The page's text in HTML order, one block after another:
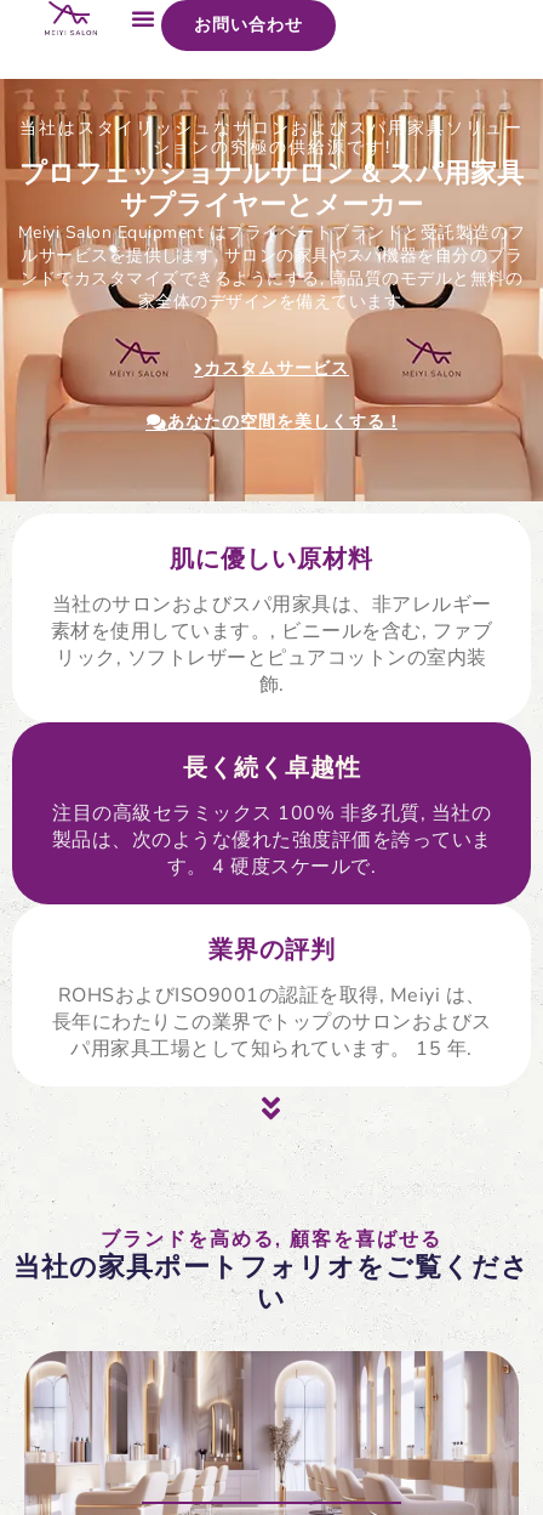
お問い合わせ
当社はスタイリッシュなサロンおよびスパ用家具ソリュー
ションの究極の供給源です!
プロフェッショナルサロン & スパ用家具
サプライヤーとメーカー
Meiyi Salon Equipment はプライベートブランドと受託製造のフ
ルサービスを提供します, サロンの家具やスパ機器を自分のブラ
ンドでカスタマイズできるようにする, 高品質のモデルと無料の
家全体のデザインを備えています.
カスタムサービス
あなたの空間を美しくする !
肌に優しい原材料
当社のサロンおよびスパ用家具は、非アレルギー
素材を使用しています。, ビニールを含む, ファブ
リック, ソフトレザーとピュアコットンの室内装
飾.
長く続く卓越性
注目の高級セラミックス 100% 非多孔質, 当社の
製品は、次のような優れた強度評価を誇っていま
す。 4 硬度スケールで.
業界の評判
ROHSおよびISO9001の認証を取得, Meiyi は、
長年にわたりこの業界でトップのサロンおよびス
パ用家具工場として知られています。 15 年.
ブランドを高める, 顧客を喜ばせる
当社の家具ポートフォリオをご覧くださ
い
すべてのサロン家具